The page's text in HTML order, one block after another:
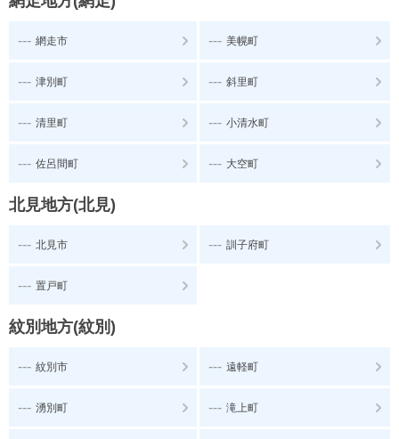
--- 網走市 --- 美幌町
--- 津別町 --- 斜里町
--- 清里町 --- 小清水町
--- 佐呂間町 --- 大空町
北見地方(北見)
--- 北見市 --- 訓子府町
--- 置戸町
紋別地方(紋別)
--- 紋別市 --- 遠軽町
--- 湧別町 --- 滝上町